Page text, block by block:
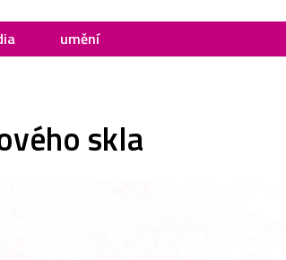
umění
skla